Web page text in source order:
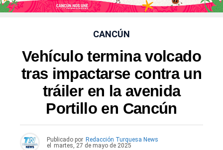
CANCÚN
Vehículo termina volcado
tras impactarse contra un
tráiler en la avenida
Portillo en Cancún
Publicado por Redacción Turquesa News
el
martes, 27 de mayo de 2025